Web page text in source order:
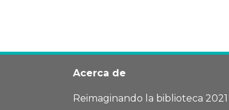
Acerca de
Reimaginando la biblioteca 2021